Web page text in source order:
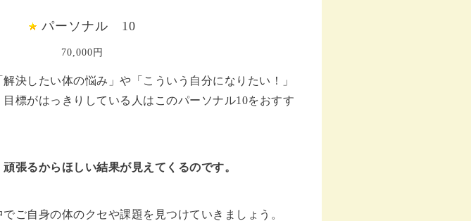
パーソナル 10
70,000円
決したい体の悩み」や「こういう自分になりたい！」
標がはっきりしている人はこのパーソナル10をおすす
張るからほしい結果が見えてくるのです。
ご自身の体のクセや課題を見つけていきましょう。